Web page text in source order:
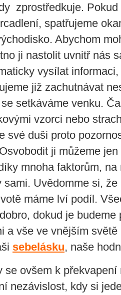
zprostředkuje.
spatřujeme
Abychom
ji nastolit uvnitř nás
vysílat
již zachutnávat
setkáváme venku.
vzorci nebo
své duši proto
ji můžeme
mnoha faktorům,
sami. Uvědomme si,
máme lví podíl.
dokud je
a vše ve vnějším
sebelásku, naše
se ovšem k
nezávislost, kdy si